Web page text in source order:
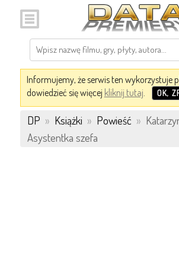
Informujemy, że serwis ten wykorzystuje
dowiedzieć się więcej kliknij tutaj. OK,
DP » Książki » Powieść »
Asystentka szefa